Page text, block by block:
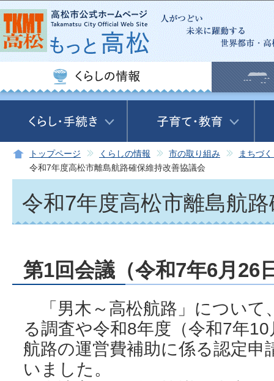
この
トップページ くらしの情報 市の取り組み
まちづ
令和7年度高松市離島航路確保維持改善協議会
令和7年度高松市離島航
第1回会議（令和7年6月26
「男木～高松航路」について
る調査や令和8年度（令和7年
航路の運営費補助に係る認定
いました。